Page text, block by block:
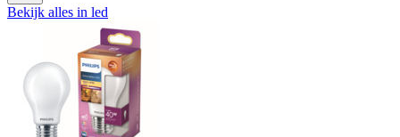
Bekijk alles in led